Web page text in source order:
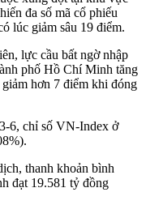
đa số mã cổ phiếu
lúc giảm sâu 19 điểm.
lực cầu bất ngờ nhập
phố Hồ Chí Minh tăng
hơn 7 điểm khi đóng
6, chỉ số VN-Index ở
thanh khoản bình
đạt 19.581 tỷ đồng